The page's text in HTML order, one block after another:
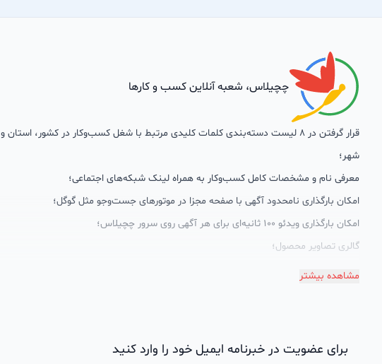
چچیلاس، شعبه آنلاین کسب و کارها
قرار گرفتن در 8 لیست دسته‌بندی کلمات کلیدی مرتبط با شغل کسب‌وکار در کشور، استان و
شهر؛
معرفی نام و مشخصات کامل کسب‌وکار به همراه لینک شبکه‌های اجتماعی؛
امکان بارگذاری نامحدود آگهی با صفحه مجزا در موتورهای جست‌وجو مثل گوگل؛
امکان بارگذاری ویدئو 100 ثانیه‌ای برای هر آگهی روی سرور چچیلاس؛
گالری تصاویر محصول؛
امکان دسته‌بندی آگهی‌ها
چچیلاس با کلمات کلیدی بسیار خوبی رتبه دریافت کرده و بازخورد‌های بسیار خوبی گرفته‌اند.
مشاهده بیشتر
برای عضویت در خبرنامه ایمیل خود را وارد کنید